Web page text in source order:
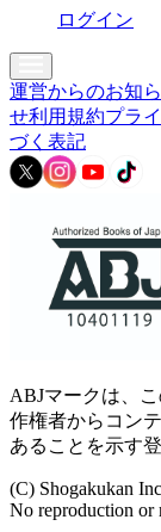
ログイン
運営からのお知
せ利用規約プラ
づく表記
ABJマークは、
作権者からコン
あることを示す
(C) Shogakukan
No reproduction or